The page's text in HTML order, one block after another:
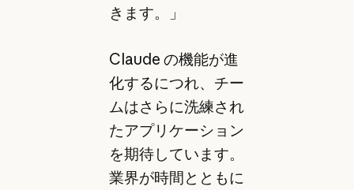
きます。」
Claude の機能が進
化するにつれ、チー
ムはさらに洗練され
たアプリケーション
を期待しています。
業界が時間とともに